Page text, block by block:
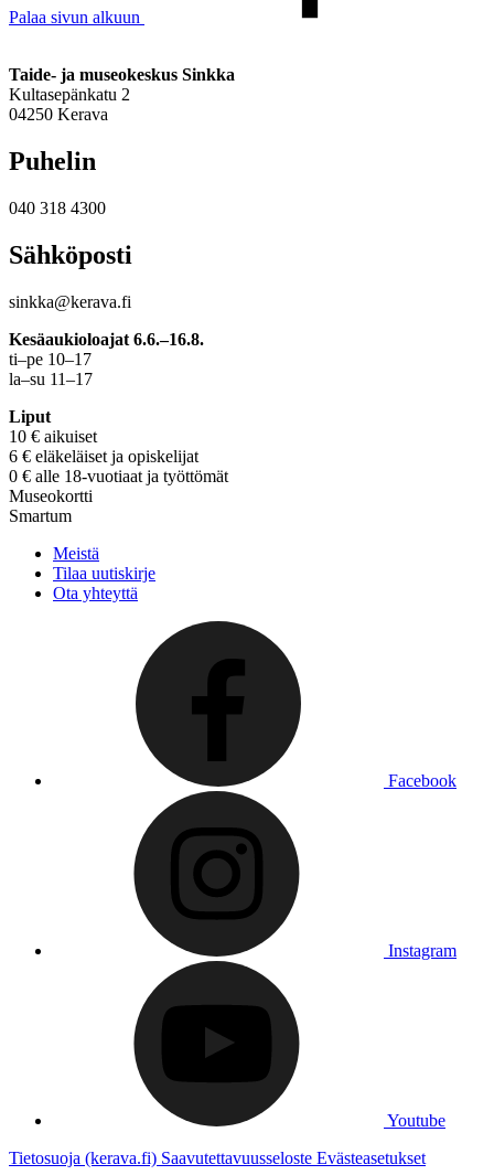
Palaa sivun alkuun
Taide- ja museokeskus Sinkka
Kultasepänkatu 2
04250 Kerava
Puhelin
040 318 4300
Sähköposti
sinkka@kerava.fi
Kesäaukioloajat 6.6.–16.8.
ti–pe 10–17
la–su 11–17
Liput
10 € aikuiset
6 € eläkeläiset ja opiskelijat
0 € alle 18-vuotiaat ja työttömät
Museokortti
Smartum
Meistä
Tilaa uutiskirje
Ota yhteyttä
Facebook
Instagram
Youtube
Tietosuoja (kerava.fi) Saavutettavuusseloste Evästeasetukset